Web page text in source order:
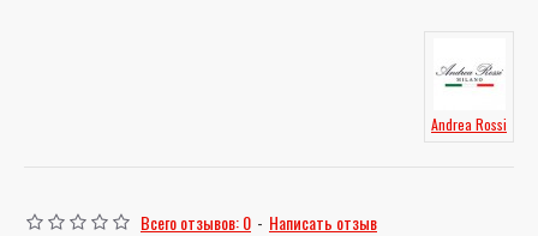
Andrea Rossi
Всего отзывов: 0 - Написать отзыв